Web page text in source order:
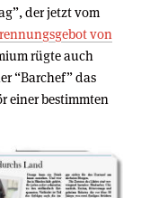
der jetzt vom
von
rügte auch
“Barchef” das
einer bestimmten